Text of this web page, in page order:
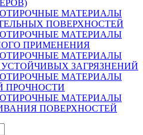
МАТЕРИАЛЫ
ПОВЕРХНОСТЕЙ
МАТЕРИАЛЫ
ПРИМЕНЕНИЯ
МАТЕРИАЛЫ
ЗАГРЯЗНЕНИЙ
МАТЕРИАЛЫ
МАТЕРИАЛЫ
ПОВЕРХНОСТЕЙ